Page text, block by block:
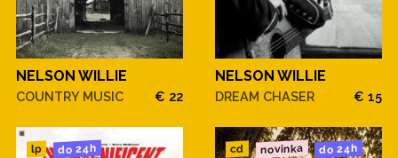
NELSON WILLIE
COUNTRY MUSIC € 22
NELSON WILLIE
DREAM CHASER € 15
lp do 24h cd novinka do 24h